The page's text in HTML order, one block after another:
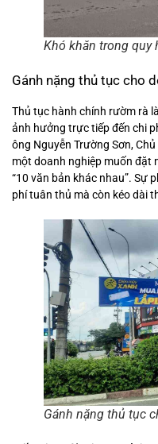
Khó khăn trong quy
Gánh nặng thủ tục cho
Thủ tục hành chính rườm rà
ảnh hưởng trực tiếp đến chi
ông Nguyễn Trường Sơn,
một doanh nghiệp muốn đặt
“10 văn bản khác nhau”. Sự
phí tuân thủ mà còn kéo dài
Gánh nặng thủ tục